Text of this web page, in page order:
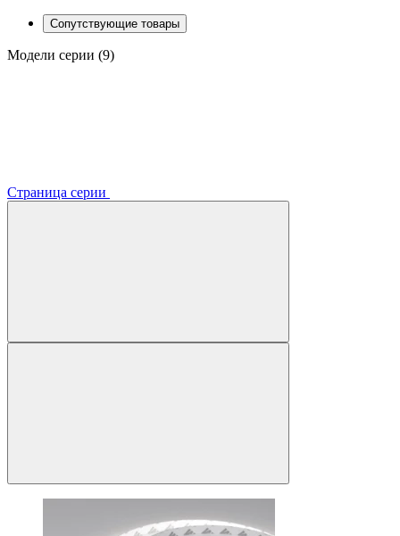
Сопутствующие товары
Модели серии (9)
Страница серии